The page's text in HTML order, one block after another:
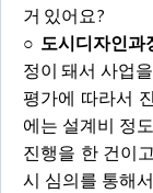
거 있어요?
○ 도시디자인과
정이 돼서 사업
평가에 따라서
에는 설계비 정
진행을 한 건이
시 심의를 통해